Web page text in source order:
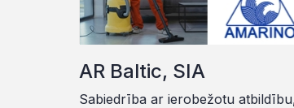
AR Baltic, SIA
Sabiedrība ar ierobežotu